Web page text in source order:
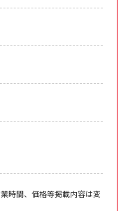
時間、価格等掲載内容は変